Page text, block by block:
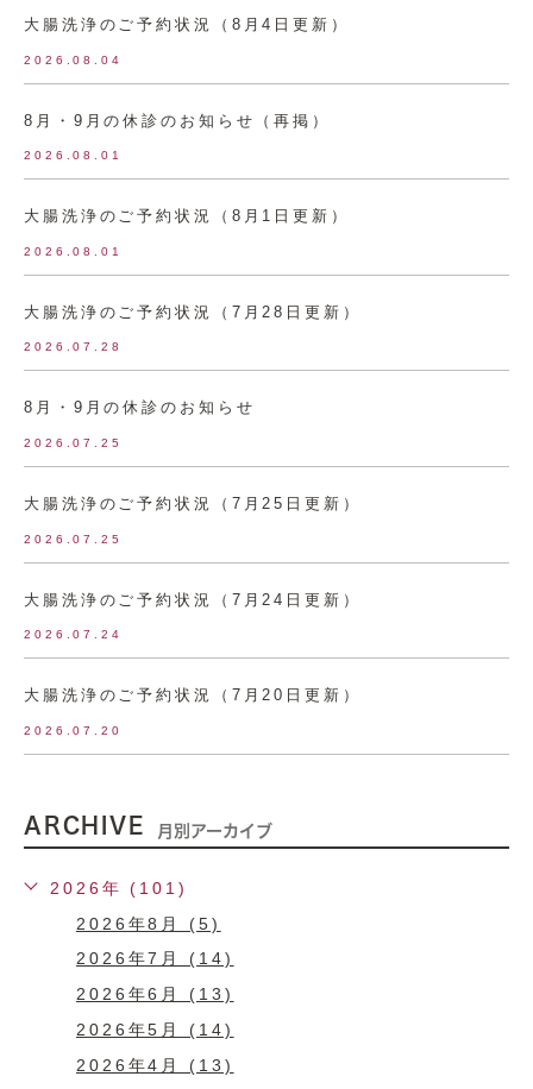
大腸洗浄のご予約状況（8月4日更新）
2026.08.04
8月・9月の休診のお知らせ（再掲）
2026.08.01
大腸洗浄のご予約状況（8月1日更新）
2026.08.01
大腸洗浄のご予約状況（7月28日更新）
2026.07.28
8月・9月の休診のお知らせ
2026.07.25
大腸洗浄のご予約状況（7月25日更新）
2026.07.25
大腸洗浄のご予約状況（7月24日更新）
2026.07.24
大腸洗浄のご予約状況（7月20日更新）
2026.07.20
ARCHIVE 月別アーカイブ
2026年 (101)
2026年8月 (5)
2026年7月 (14)
2026年6月 (13)
2026年5月 (14)
2026年4月 (13)